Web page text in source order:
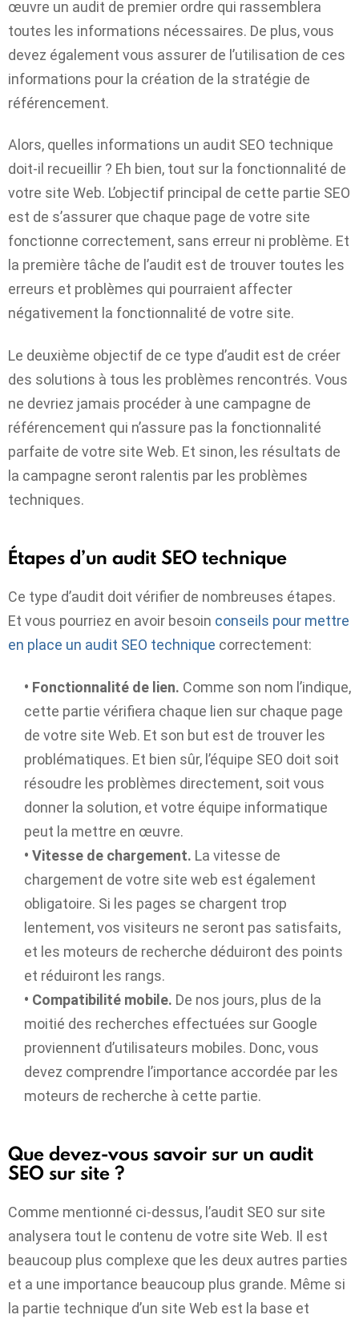
œuvre un audit de premier ordre qui rassemblera
toutes les informations nécessaires. De plus, vous
devez également vous assurer de l’utilisation de ces
informations pour la création de la stratégie de
référencement.
Alors, quelles informations un audit SEO technique
doit-il recueillir ? Eh bien, tout sur la fonctionnalité de
votre site Web. L’objectif principal de cette partie SEO
est de s’assurer que chaque page de votre site
fonctionne correctement, sans erreur ni problème. Et
la première tâche de l’audit est de trouver toutes les
erreurs et problèmes qui pourraient affecter
négativement la fonctionnalité de votre site.
Le deuxième objectif de ce type d’audit est de créer
des solutions à tous les problèmes rencontrés. Vous
ne devriez jamais procéder à une campagne de
référencement qui n’assure pas la fonctionnalité
parfaite de votre site Web. Et sinon, les résultats de
la campagne seront ralentis par les problèmes
techniques.
Étapes d’un audit SEO technique
Ce type d’audit doit vérifier de nombreuses étapes.
Et vous pourriez en avoir besoin conseils pour mettre
en place un audit SEO technique correctement:
• Fonctionnalité de lien. Comme son nom l’indique,
cette partie vérifiera chaque lien sur chaque page
de votre site Web. Et son but est de trouver les
problématiques. Et bien sûr, l’équipe SEO doit soit
résoudre les problèmes directement, soit vous
donner la solution, et votre équipe informatique
peut la mettre en œuvre.
• Vitesse de chargement. La vitesse de
chargement de votre site web est également
obligatoire. Si les pages se chargent trop
lentement, vos visiteurs ne seront pas satisfaits,
et les moteurs de recherche déduiront des points
et réduiront les rangs.
• Compatibilité mobile. De nos jours, plus de la
moitié des recherches effectuées sur Google
proviennent d’utilisateurs mobiles. Donc, vous
devez comprendre l’importance accordée par les
moteurs de recherche à cette partie.
Que devez-vous savoir sur un audit
SEO sur site ?
Comme mentionné ci-dessus, l’audit SEO sur site
analysera tout le contenu de votre site Web. Il est
beaucoup plus complexe que les deux autres parties
et a une importance beaucoup plus grande. Même si
la partie technique d’un site Web est la base et